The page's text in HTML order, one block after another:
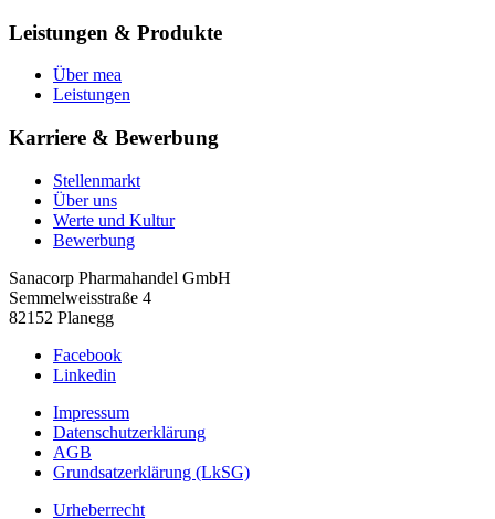
Leistungen & Produkte
Über mea
Leistungen
Karriere & Bewerbung
Stellenmarkt
Über uns
Werte und Kultur
Bewerbung
Sanacorp Pharmahandel GmbH
Semmelweisstraße 4
82152 Planegg
Facebook
Linkedin
Impressum
Datenschutzerklärung
AGB
Grundsatzerklärung (LkSG)
Urheberrecht